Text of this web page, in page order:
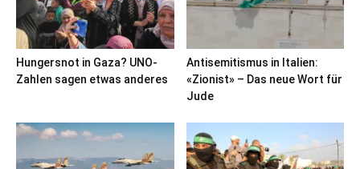
Hungersnot in Gaza? UNO-
Zahlen sagen etwas anderes
Antisemitismus in Italien:
«Zionist» – Das neue Wort für
Jude